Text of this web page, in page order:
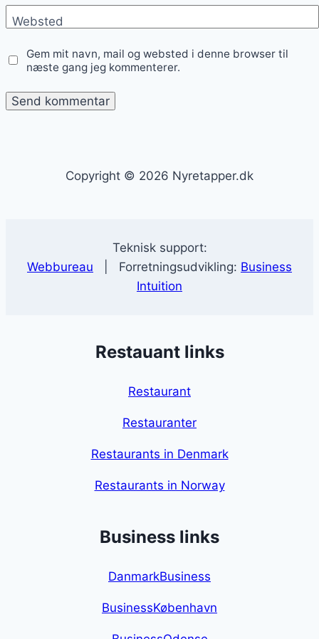
Websted
Gem mit navn, mail og websted i denne browser til
næste gang jeg kommenterer.
Copyright © 2026 Nyretapper.dk
Teknisk support:
Webbureau | Forretningsudvikling: Business
Intuition
Restauant links
Restaurant
Restauranter
Restaurants in Denmark
Restaurants in Norway
Business links
DanmarkBusiness
BusinessKøbenhavn